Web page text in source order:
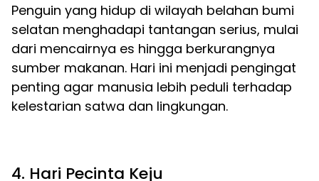
Penguin yang hidup di wilayah belahan bumi
selatan menghadapi tantangan serius, mulai
dari mencairnya es hingga berkurangnya
sumber makanan. Hari ini menjadi pengingat
penting agar manusia lebih peduli terhadap
kelestarian satwa dan lingkungan.
4. Hari Pecinta Keju